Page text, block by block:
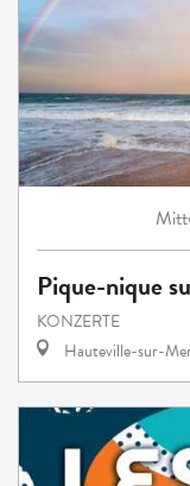
Pique-nique
KONZERTE
Hauteville-sur-